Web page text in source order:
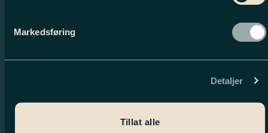
Markedsføring
Detaljer
Tillat alle